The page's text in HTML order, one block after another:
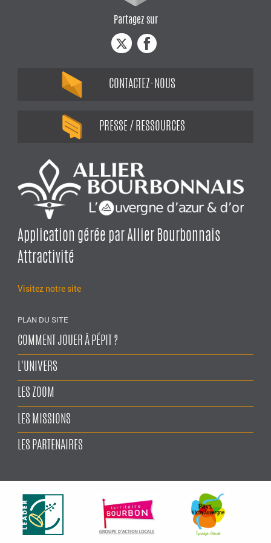
Application gérée par Allier Bourbonnais
Attractivité
Visitez notre site
Partagez sur
CONTACTEZ-NOUS
PRESSE / RESSOURCES
PLAN DU SITE
COMMENT JOUER À PÉPIT ?
L'UNIVERS
LES ZOOM
LES MISSIONS
LES PARTENAIRES